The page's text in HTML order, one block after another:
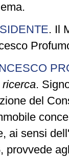
. Il
.
del
ai sensi
provvede